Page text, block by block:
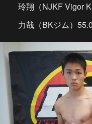
玲翔（NJKF Vigor
力哉（BKジム）